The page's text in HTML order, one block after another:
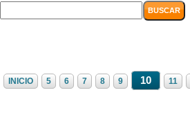
INICIO 5 6 7 8 9 10 11